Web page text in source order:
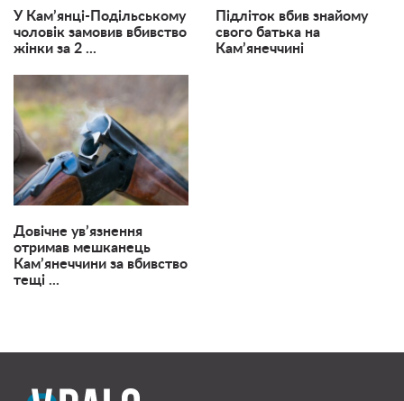
У Кам’янці-Подільському
чоловік замовив вбивство
жінки за 2 ...
Підліток вбив знайому
свого батька на
Кам’янеччині
Довічне ув’язнення
отримав мешканець
Кам’янеччини за вбивство
тещі ...